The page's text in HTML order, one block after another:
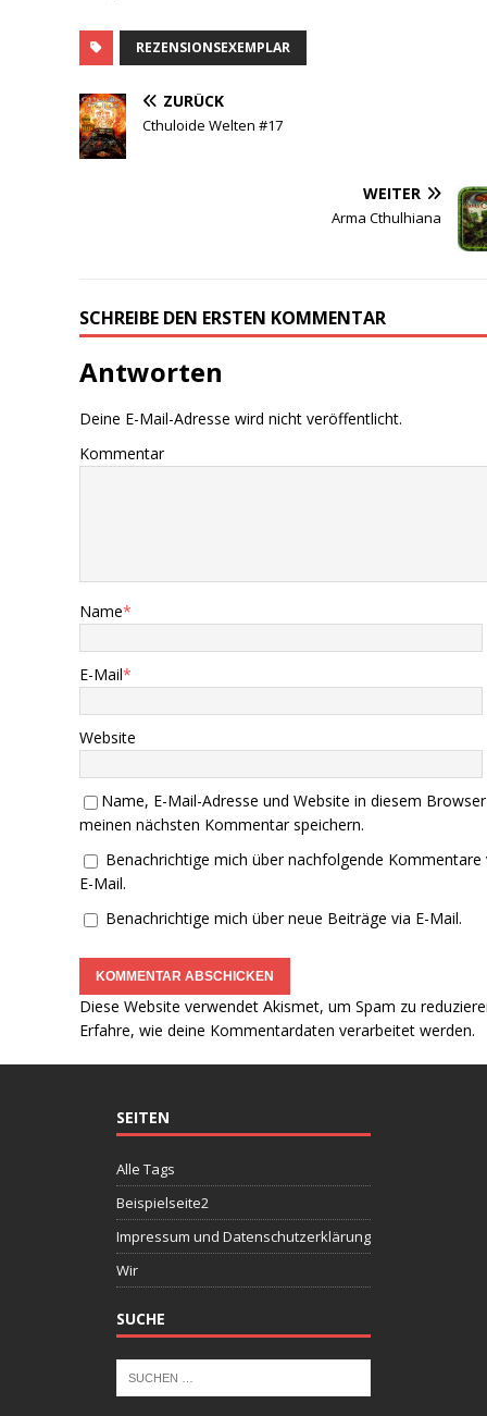
REZENSIONSEXEMPLAR
ZURÜCK
Cthuloide Welten #17
WEITER
Arma Cthulhiana
SCHREIBE DEN ERSTEN KOMMENTAR
Antworten
Deine E-Mail-Adresse wird nicht veröffentlicht.
Kommentar
Name*
E-Mail*
Website
Name, E-Mail-Adresse und Website in diesem
meinen nächsten Kommentar speichern.
Benachrichtige mich über nachfolgende Kommentare
E-Mail.
Benachrichtige mich über neue Beiträge via E-Mail.
Diese Website verwendet Akismet, um Spam zu
Erfahre, wie deine Kommentardaten verarbeitet werden.
SEITEN
Alle Tags
Beispielseite2
Impressum und Datenschutzerklärung
Wir
SUCHE